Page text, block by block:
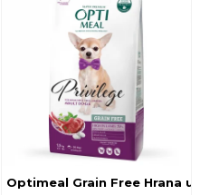
caini de talie mica -
Optimeal Grain Free Hrana